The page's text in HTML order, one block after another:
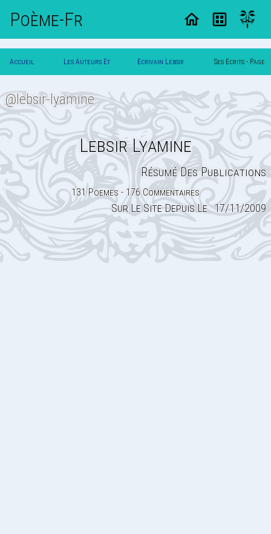
Poème-Fr
Accueil Les Auteurs Et Ecrivain Lebsir Ses Ecrits - Page
Lebsir Lyamine
@lebsir-lyamine
Résumé Des Publications
131 Poemes - 176 Commentaires
Sur Le Site Depuis Le : 17/11/2009